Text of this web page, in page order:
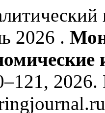
2026 .